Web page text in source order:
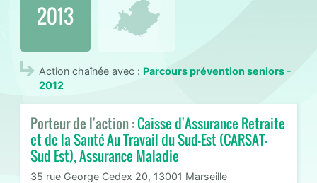
2013
Action chaînée avec : Parcours prévention seniors -
2012
Porteur de l'action :Caisse d'Assurance Retraite
et de la Santé Au Travail du Sud-Est (CARSAT-
Sud Est), Assurance Maladie
35 rue George Cedex 20, 13001 Marseille